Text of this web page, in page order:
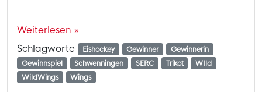
Weiterlesen »
Schlagworte
Eishockey Gewinner
Gewinnerin
Gewinnspiel
Schwenningen SERC Trikot
WIld
WildWings
Wings